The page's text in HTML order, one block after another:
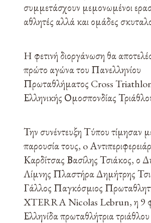
συμμετάσχουν μεμονωμένοι
αθλητές αλλά και ομάδες
H φετινή διοργάνωση θα
πρώτο αγώνα του Πανελληνίου
Πρωταθλήματος Cross
Ελληνικής Ομοσπονδίας
Την συνέντευξη Τύπου τίμησαν
παρουσία τους, o
Καρδίτσας Βασίλης Τσιάκος, ο
Λίμνης Πλαστήρα Δημήτρης
Γάλλος Παγκόσμιος
XTERRA Nicolas Lebrun, η 9
Ελληνίδα πρωταθλήτρια